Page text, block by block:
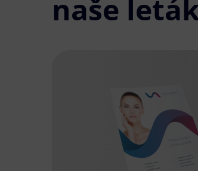
naše